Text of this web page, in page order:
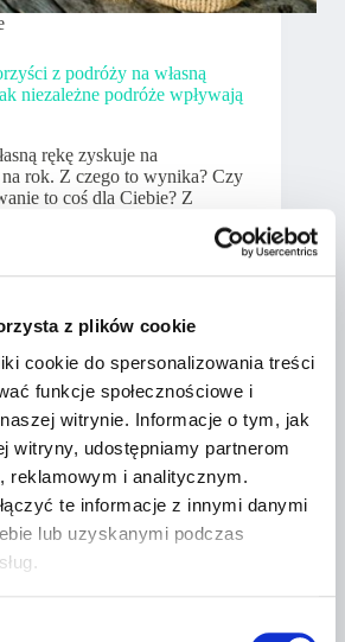
z plików cookie
cookie do spersonalizowania treści
funkcje społecznościowe i
witrynie. Informacje o tym, jak
witryny, udostępniamy partnerom
reklamowym i analitycznym.
te informacje z innymi danymi
lub uzyskanymi podczas
z podróży na własną
niezależne podróże wpływają
rękę zyskuje na
rok. Z czego to wynika? Czy
to coś dla Ciebie? Z
forma zwiedzania świata
2024-02-06